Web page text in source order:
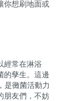
你想刷地面或
經常在淋浴
的孳生。這邊
是黴菌活動力
朋友們，不妨